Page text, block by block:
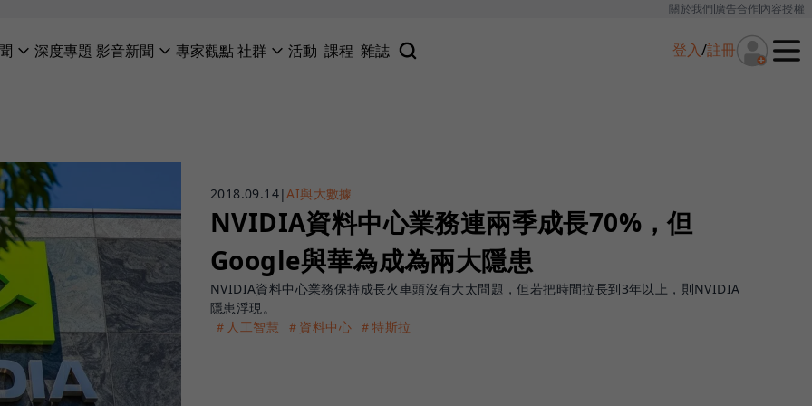
關於我們廣告合作內容授權
深度專題 影音新聞 專家觀點社群 活動 課程 雜誌 登入/註冊
2018.09.14|AI與大數據
NVIDIA資料中心業務連兩季成長70%，但
Google與華為成為兩大隱患
NVIDIA資料中心業務保持成長火車頭沒有大太問題，但若把時間拉長到3年以上，則NVIDIA
隱患浮現。
＃人工智慧
＃資料中心 ＃特斯拉